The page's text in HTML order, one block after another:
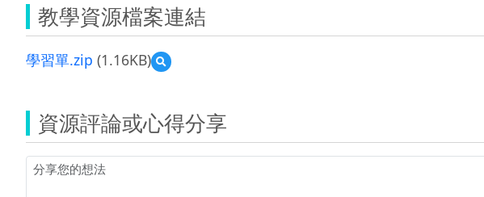
教學資源檔案連結
學習單.zip (1.16KB)
預
覽
單.zip
資源評論或心得分享